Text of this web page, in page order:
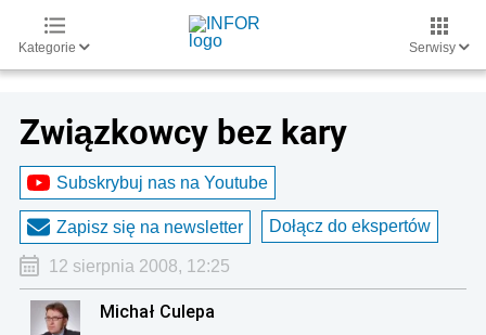
Kategorie Serwisy
Związkowcy bez kary
Subskrybuj nas na Youtube
Zapisz się na newsletter Dołącz do ekspertów
12 sierpnia 2008, 12:25
Michał Culepa